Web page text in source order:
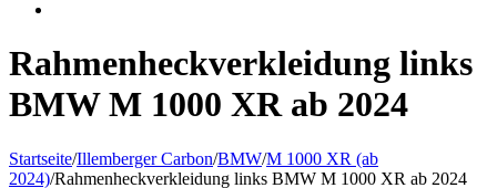
Rahmenheckverkleidung links
BMW M 1000 XR ab 2024
Startseite/Illemberger Carbon/BMW/M 1000 XR (ab
2024)/Rahmenheckverkleidung links BMW M 1000 XR ab 2024